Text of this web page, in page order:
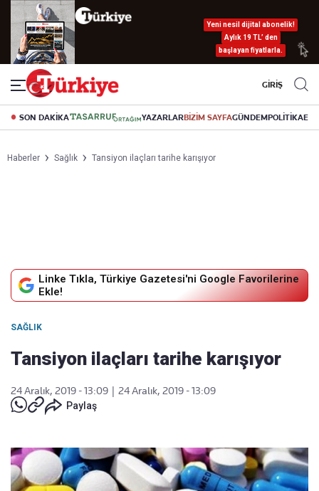
Yeni nesil dijital abonelik!
Aylık 19 TL’ den
başlayan fiyatlarla.
GİRİŞ
SON DAKİKA YAZARLARBİZİM SAYFAGÜNDEMPOLİTİKA
Haberler Sağlık Tansiyon ilaçları tarihe karışıyor
Linke Tıkla, Türkiye Gazetesi'ni Google Favorilerine
Ekle!
SAĞLIK
Tansiyon ilaçları tarihe karışıyor
24 Aralık, 2019 - 13:09
24 Aralık, 2019 - 13:09
Paylaş